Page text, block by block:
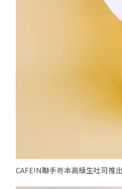
CAFE!N聯手嵜本高級生吐司推